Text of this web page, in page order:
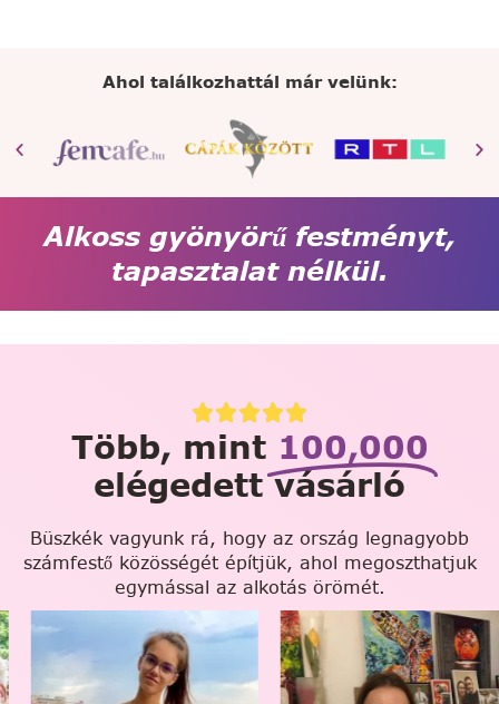
Ahol találkozhattál már velünk:
Alkoss gyönyörű festményt,
tapasztalat nélkül.
Több, mint 100,000
elégedett vásárló
Büszkék vagyunk rá, hogy az ország legnagyobb
számfestő közösségét építjük, ahol megoszthatjuk
egymással az alkotás örömét.